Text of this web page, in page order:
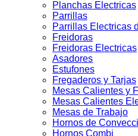
Planchas Electricas
Parrillas
Parrillas Electricas
Freidoras
Freidoras Electricas
Asadores
Estufones
Fregaderos y Tarjas
Mesas Calientes y
Mesas Calientes
Mesas de Trabajo
Hornos de
Hornos Combi